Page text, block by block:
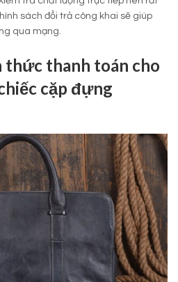
sách đổi trả công khai sẽ giúp
qua mạng.
thức thanh toán cho
cặp đựng